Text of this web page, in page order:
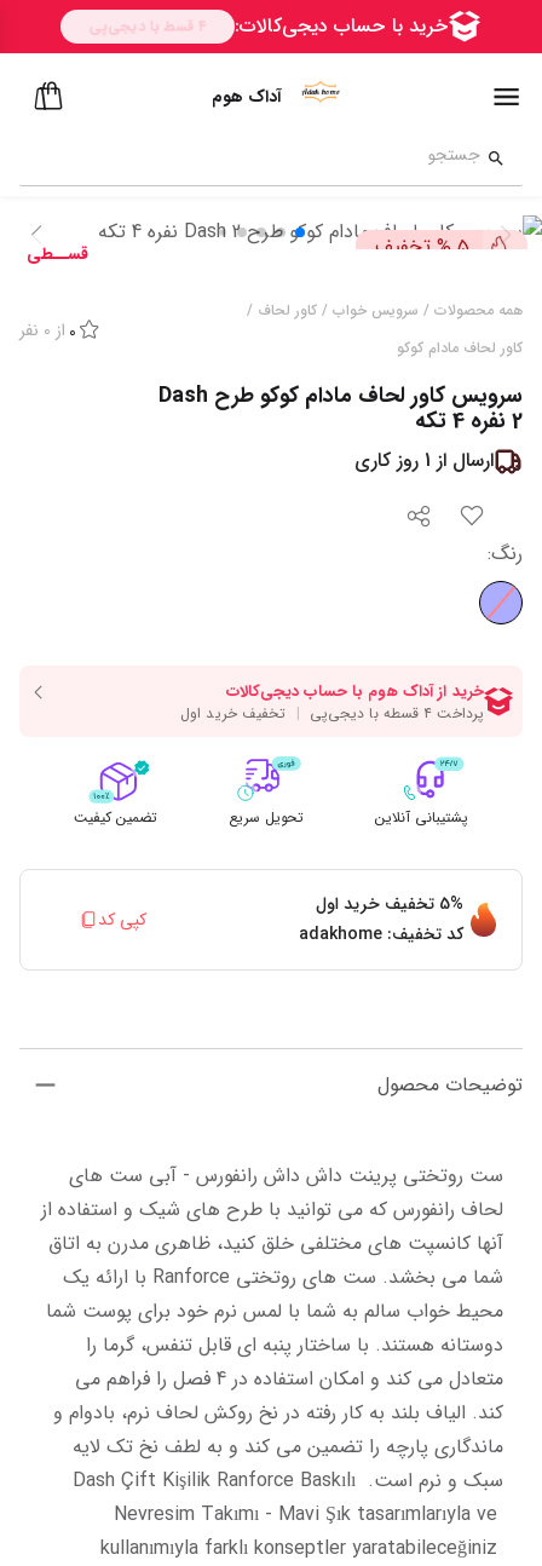
آداک هوم
قســطی 5
% تخفیف
همه محصولات / سرویس خواب / کاور لحاف /
کاور لحاف مادام کوکو
0 از 0 نفر
سرویس کاور لحاف مادام کوکو طرح Dash
2 نفره 4 تکه
ارسال از 1 روز کاری
رنگ:
پشتیبانی آنلاین تحویل سریع تضمین کیفیت
5% تخفیف خرید اول
کد تخفیف: adakhome
کپی کد
توضیحات محصول
سبک و نرم است. Dash Çift Kişilik Ranforce Baskılı
Nevresim Takımı - Mavi Şık tasarımlarıyla ve
kullanımıyla farklı konseptler yaratabileceğiniz